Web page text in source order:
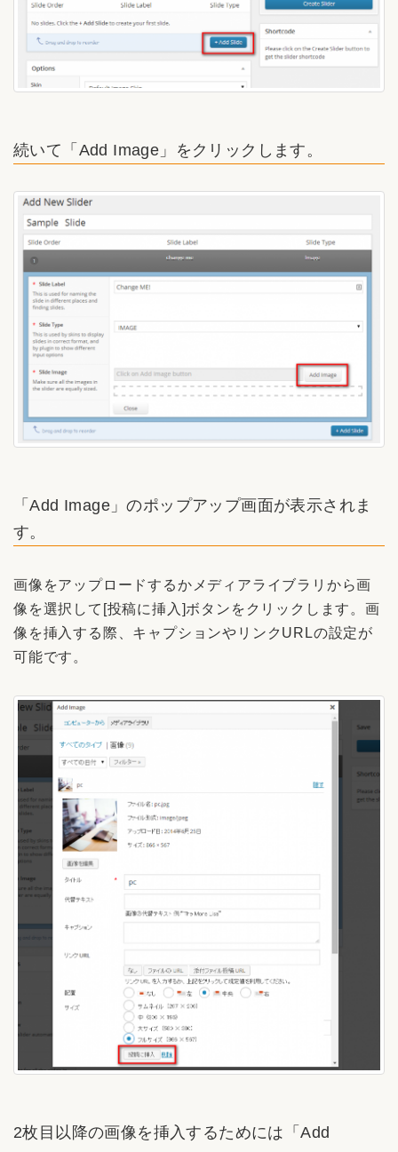
続いて「Add Image」をクリックします。
「Add Image」のポップアップ画面が表示されま
す。
画像をアップロードするかメディアライブラリから画
像を選択して[投稿に挿入]ボタンをクリックします。画
像を挿入する際、キャプションやリンクURLの設定が
可能です。
2枚目以降の画像を挿入するためには「Add